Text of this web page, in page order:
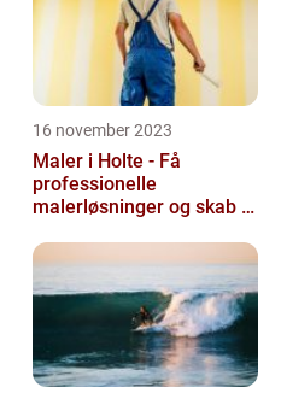
16 november 2023
Maler i Holte - Få
professionelle
malerløsninger og skab et